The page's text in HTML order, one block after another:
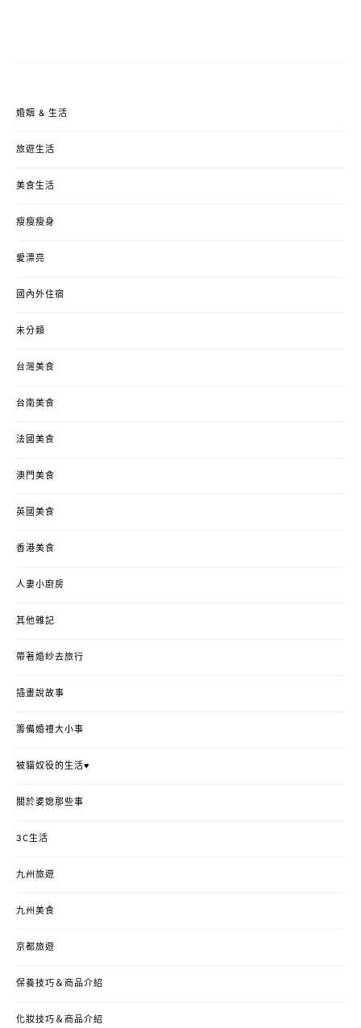
婚姻 & 生活
旅遊生活
美食生活
瘦瘦瘦身
愛漂亮
國內外住宿
未分類
台灣美食
台南美食
法國美食
澳門美食
英國美食
香港美食
人妻小廚房
其他雜記
帶著婚紗去旅行
插畫說故事
籌備婚禮大小事
被貓奴役的生活♥
關於婆媳那些事
3C生活
九州旅遊
九州美食
京都旅遊
保養技巧＆商品介紹
化妝技巧＆商品介紹